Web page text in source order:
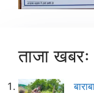
ताजा खबरः